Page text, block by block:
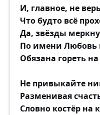
И, главное, не
Что будто всё
Да, звёзды
По имени Любовь
Обязана гореть
Не привыкайте
Разменивая
Словно костёр на